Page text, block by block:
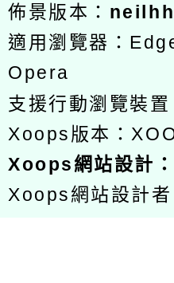
佈景版本：
適用瀏覽器：
Opera
支援行動瀏覽裝置
Xoops版本：
Xoops網站設計 ：
Xoops網站設計